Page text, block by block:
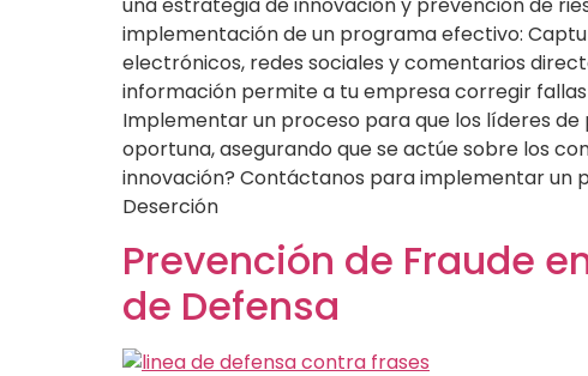
implementación de un programa efectivo:
electrónicos, redes sociales y comentarios
información permite a tu empresa corregir
Implementar un proceso para que los líderes
oportuna, asegurando que se actúe sobre los
innovación? Contáctanos para implementar un
Deserción
Prevención de Fraude
de Defensa